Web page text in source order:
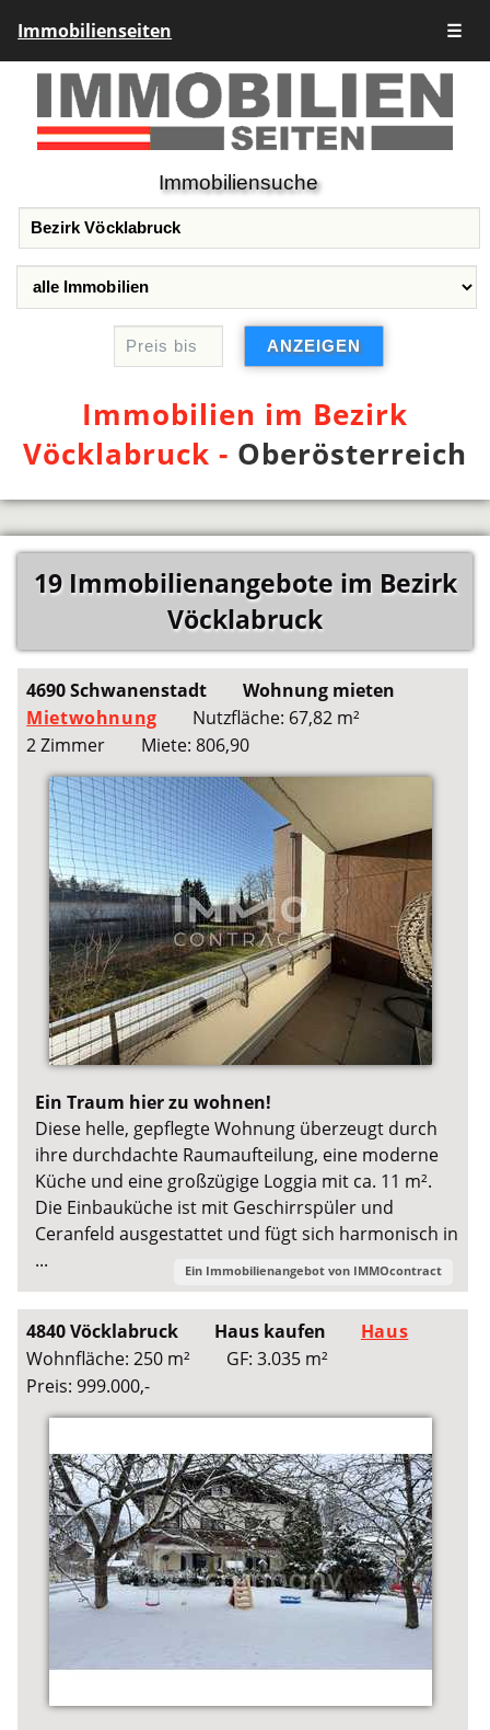
Immobilienseiten ☰
Immobiliensuche
Immobilien im Bezirk
Vöcklabruck - Oberösterreich
19 Immobilienangebote im Bezirk
Vöcklabruck
4690 Schwanenstadt
Wohnung mieten
Mietwohnung
Nutzfläche: 67,82 m²
2 Zimmer
Miete: 806,90
Ein Traum hier zu wohnen!
Diese helle, gepflegte Wohnung überzeugt durch
ihre durchdachte Raumaufteilung, eine moderne
Küche und eine großzügige Loggia mit ca. 11 m².
Die Einbauküche ist mit Geschirrspüler und
Ceranfeld ausgestattet und fügt sich harmonisch in
...
Ein Immobilienangebot von IMMOcontract
4840 Vöcklabruck Haus kaufen
Haus
Wohnfläche: 250 m²
GF: 3.035 m²
Preis: 999.000,-